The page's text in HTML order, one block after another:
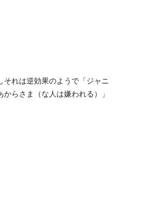
れは逆効果のようで「ジャニ
らさま（な人は嫌われる）」